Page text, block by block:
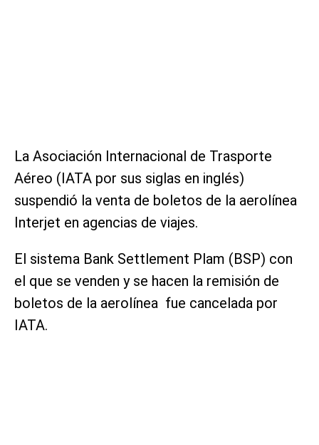
La Asociación Internacional de Trasporte
Aéreo (IATA por sus siglas en inglés)
suspendió la venta de boletos de la aerolínea
Interjet en agencias de viajes.
El sistema Bank Settlement Plam (BSP) con
el que se venden y se hacen la remisión de
boletos de la aerolínea fue cancelada por
IATA.